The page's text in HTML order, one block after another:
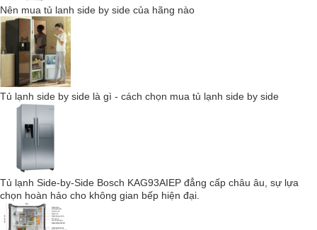
Đặc điểm nổi bật của Tủ lạnh side by side
Liebherr SBSes 8496 21 PremiumPlus
Nên mua tủ lanh side by side của hãng nào
Tủ lạnh side by side là gì - cách chọn mua tủ lạnh side by side
Tủ lạnh Side-by-Side Bosch KAG93AIEP đẳng cấp châu âu, sự lựa
chọn hoàn hảo cho không gian bếp hiện đại.